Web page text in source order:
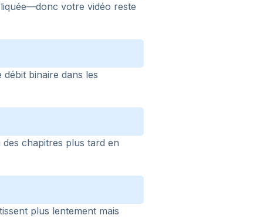
votre vidéo reste
binaire dans les
chapitres plus tard en
plus lentement mais